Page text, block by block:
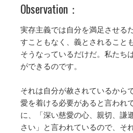
Observation：
実存主義では自分を満足させる
すこともなく、義とされること
そうなっているだけだ。私たち
ができるのです。
それは自分が赦されているから
愛を着ける必要があると言われ
に、「深い慈愛の心、親切、謙
さい」と言われているので、そ